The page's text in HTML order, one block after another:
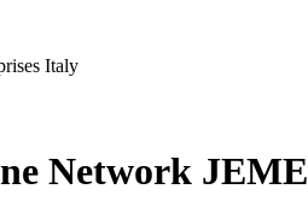
Italy
Network JEME